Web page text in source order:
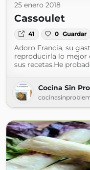
25 enero 2018
Cassoulet
41 0 Guardar
Adoro Francia, su
reproducirla lo mejor
sus recetas.He
Cocina Sin